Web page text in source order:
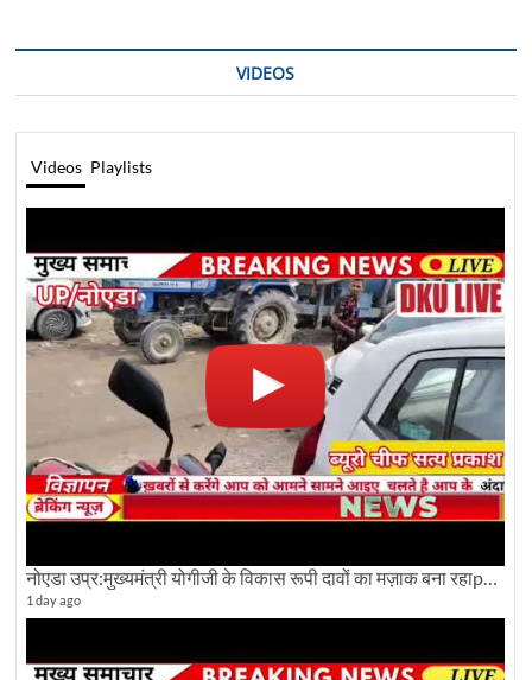
VIDEOS
Videos Playlists
नोएडा उप्र:मुख्यमंत्री योगीजी के विकास रूपी दावों का मज़ाक बना रहाpwdविभाग:देखे ग्राउण्ड रिपोर्टिंग
1 day ago